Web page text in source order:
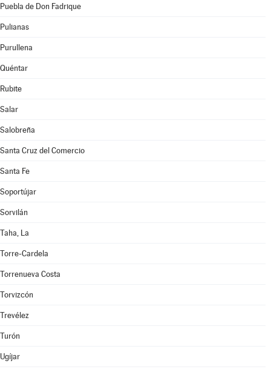
Puebla de Don Fadrique
Pulianas
Purullena
Quéntar
Rubite
Salar
Salobreña
Santa Cruz del Comercio
Santa Fe
Soportújar
Sorvilán
Taha, La
Torre-Cardela
Torrenueva Costa
Torvizcón
Trevélez
Turón
Ugíjar